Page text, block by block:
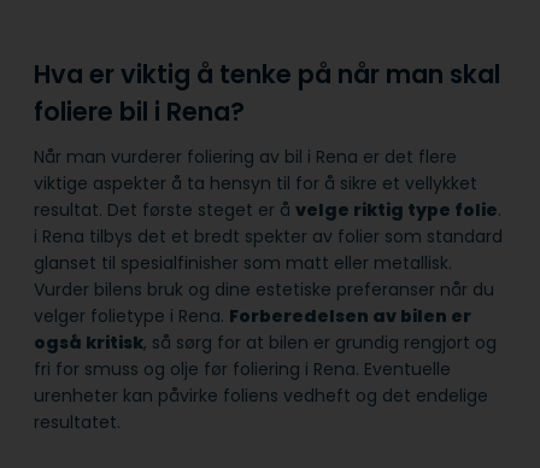
Hva er viktig å tenke på når man skal
foliere bil i Rena?
Når man vurderer foliering av bil i Rena er det flere
viktige aspekter å ta hensyn til for å sikre et vellykket
resultat. Det første steget er å velge riktig type folie.
i Rena tilbys det et bredt spekter av folier som standard
glanset til spesialfinisher som matt eller metallisk.
Vurder bilens bruk og dine estetiske preferanser når du
velger folietype i Rena. Forberedelsen av bilen er
også kritisk, så sørg for at bilen er grundig rengjort og
fri for smuss og olje før foliering i Rena. Eventuelle
urenheter kan påvirke foliens vedheft og det endelige
resultatet.